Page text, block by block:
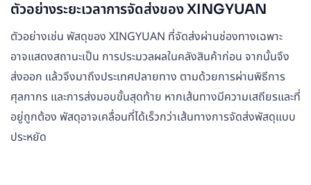
ตัวอย่างระยะเวลาการจัดส่งของ XINGYUAN
ตัวอย่างเช่น พัสดุของ XINGYUAN ที่จัดส่งผ่านช่องทางเฉพาะ
อาจแสดงสถานะเป็น การประมวลผลในคลังสินค้าก่อน จากนั้นจึง
ส่งออก แล้วจึงมาถึงประเทศปลายทาง ตามด้วยการผ่านพิธีการ
ศุลกากร และการส่งมอบขั้นสุดท้าย หากเส้นทางมีความเสถียรและที่
อยู่ถูกต้อง พัสดุอาจเคลื่อนที่ได้เร็วกว่าเส้นทางการจัดส่งพัสดุแบบ
ประหยัด